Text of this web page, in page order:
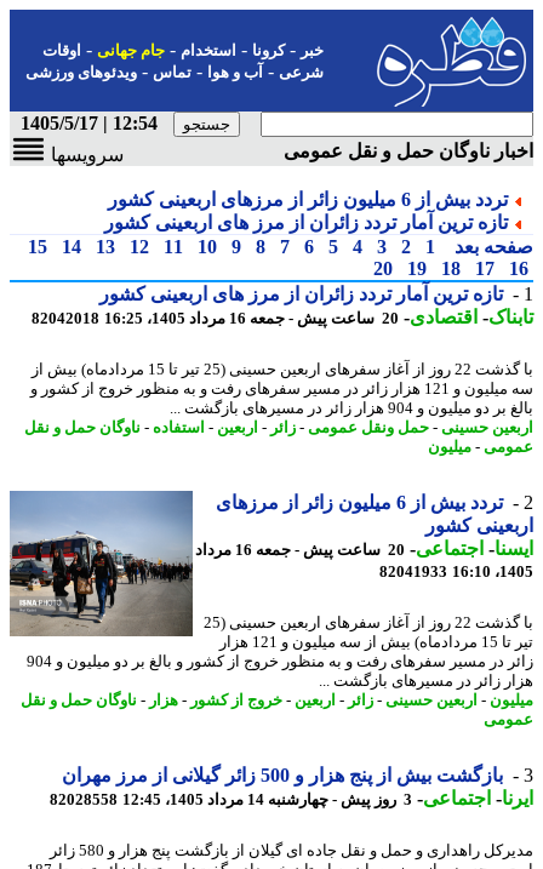
-کرونا-استخدام- جام جهانی-اوقات
شرعی-آب و هوا-تماس-ویدئوهای ورزشی
12:54 | 1405/5/17
ناوگان حمل و نقل عمومی
سرویسها
تردد بیش از 6 میلیون زائر از مرزهای اربعینی کشور
تازه ترین آمار تردد زائران از مرز های اربعینی کشور
بعد
1
2
3
4
5
6
7
8
9
10
11
12
13
14
15
17
18
19
20
تازه ترین آمار تردد زائران از مرز های اربعینی کشور
-اقتصادی-20 ساعت پیش - جمعه 16 مرداد 1405، 16:25 82042018
با گذشت 22 روز از آغاز سفرهای اربعین حسینی (25 تیر تا 15 مردادماه) بیش از
سه میلیون و 121 هزار زائر در مسیر سفرهای رفت و به منظور خروج از کشور و
میلیون و 904 هزار زائر در مسیرهای بازگشت ...
حسینی-حمل ونقل عمومی-زائر - اربعین -استفاده-ناوگان حمل و نقل
-میلیون
تردد بیش از 6 میلیون زائر از مرزهای
کشور
-اجتماعی-
20 ساعت پیش - جمعه 16 مرداد
82041933
با گذشت 22 روز از آغاز سفرهای اربعین حسینی (25
تیر تا 15 مردادماه) بیش از سه میلیون و 121 هزار
زائر در مسیر سفرهای رفت و به منظور خروج از کشور و بالغ بر دو میلیون و 904
زائر در مسیرهای بازگشت ...
-اربعین حسینی-زائر - اربعین -خروج از کشور-هزار - ناوگان حمل و نقل
بازگشت بیش از پنج هزار و 500 زائر گیلانی از مرز مهران
-اجتماعی-3 روز پیش - چهارشنبه 14 مرداد 1405، 12:45 82028558
مدیرکل راهداری و حمل و نقل جاده ای گیلان از بازگشت پنج هزار و 580 زائر